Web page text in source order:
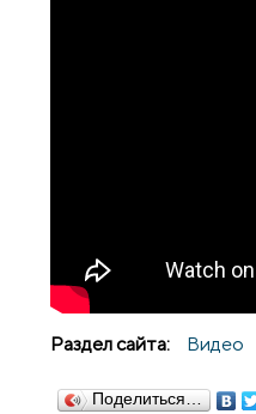
Раздел сайта: Видео
Поделиться…